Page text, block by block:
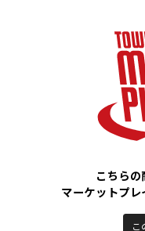
こちら
マーケットプ
こ